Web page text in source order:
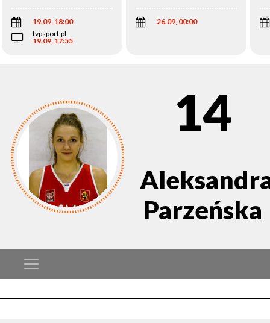
19.09, 18:00
tvpsport.pl
19.09, 17:55
26.09, 00:00
14
Parzeńska